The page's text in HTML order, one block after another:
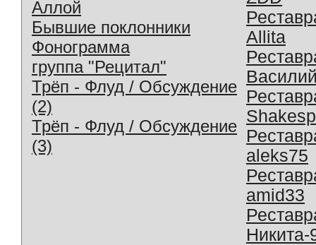
Аллой
Бывшие поклонники
Фонограмма
группа "Рецитал"
Трёп - Флуд / Обсуждение
(2)
Трёп - Флуд / Обсуждение
(3)
Allita
aleks75
amid33
Никита-